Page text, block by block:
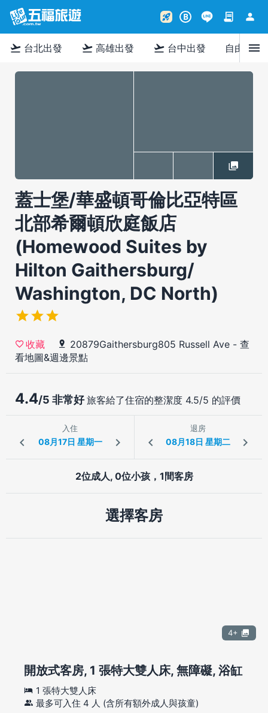
rocket_launch B contract person
flight_takeoff 台北出發 flight_takeoff 高雄出發 flight_takeoff 台中出發 自由行menu
蓋士堡/華盛頓哥倫比亞特區
北部希爾頓欣庭飯店
(Homewood Suites by
Hilton Gaithersburg/
Washington, DC North)
收藏 20879Gaithersburg805 Russell Ave - 查
看地圖&週邊景點
4.4/5 非常好旅客給了住宿的整潔度 4.5/5 的評價
入住 退房
2位成人, 0位小孩，1間客房
選擇客房
4+
開放式客房, 1 張特大雙人床, 無障礙, 浴缸
1 張特大雙人床
最多可入住 4 人 (含所有額外成人與孩童)